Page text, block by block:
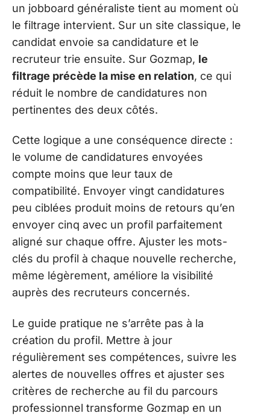
un jobboard généraliste tient au moment où
le filtrage intervient. Sur un site classique, le
candidat envoie sa candidature et le
recruteur trie ensuite. Sur Gozmap, le
filtrage précède la mise en relation, ce qui
réduit le nombre de candidatures non
pertinentes des deux côtés.
Cette logique a une conséquence directe :
le volume de candidatures envoyées
compte moins que leur taux de
compatibilité. Envoyer vingt candidatures
peu ciblées produit moins de retours qu’en
envoyer cinq avec un profil parfaitement
aligné sur chaque offre. Ajuster les mots-
clés du profil à chaque nouvelle recherche,
même légèrement, améliore la visibilité
auprès des recruteurs concernés.
Le guide pratique ne s’arrête pas à la
création du profil. Mettre à jour
régulièrement ses compétences, suivre les
alertes de nouvelles offres et ajuster ses
critères de recherche au fil du parcours
professionnel transforme Gozmap en un